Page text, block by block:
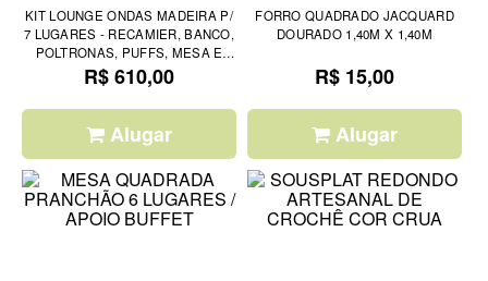
KIT LOUNGE ONDAS MADEIRA P/
7 LUGARES - RECAMIER, BANCO,
POLTRONAS, PUFFS, MESA E
ALMOFADAS
R$ 610,00
Alugar
FORRO QUADRADO JACQUARD
DOURADO 1,40M X 1,40M
R$ 15,00
Alugar